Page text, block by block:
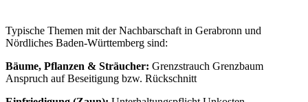
Typische Themen mit der Nachbarschaft in Gerabronn und
Nördliches Baden-Württemberg sind:
Bäume, Pflanzen & Sträucher: Grenzstrauch Grenzbaum
Anspruch auf Beseitigung bzw. Rückschnitt